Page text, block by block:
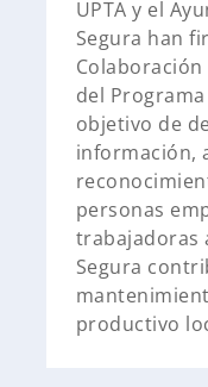
UPTA y el
Segura han
del
objetivo de
información,
personas
trabajadoras
Segura
productivo